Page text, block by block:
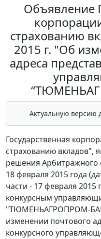
Объявление
страхованию
2015 г. "Об
адреса
Актуальную версию
Государственная
страхованию вкладов",
решения Арбитражного
18 февраля 2015 года
части - 17 февраля
конкурсным
"ТЮМЕНЬАГРОПРОМ-
изменении почтового
конкурсного